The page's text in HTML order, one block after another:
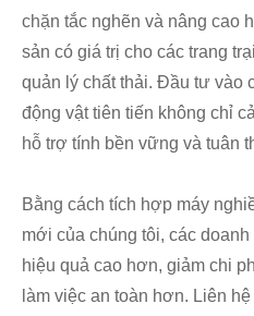
chặn tắc nghẽn và nâng cao
sản có giá trị cho các trang
quản lý chất thải. Đầu tư vào
động vật tiên tiến không chỉ
hỗ trợ tính bền vững và tuân
Bằng cách tích hợp máy
mới của chúng tôi, các
hiệu quả cao hơn, giảm chi
làm việc an toàn hơn. Liên